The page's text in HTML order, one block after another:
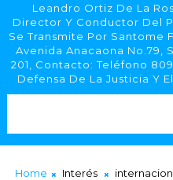
Leandro Ortiz De La
Director Y Conductor Del
Se Transmite Por Santome
Avenida Anacaona No.79,
201, Contacto: Teléfono
Defensa De La Justicia Y
Home Interés